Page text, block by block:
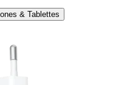
& Tablettes